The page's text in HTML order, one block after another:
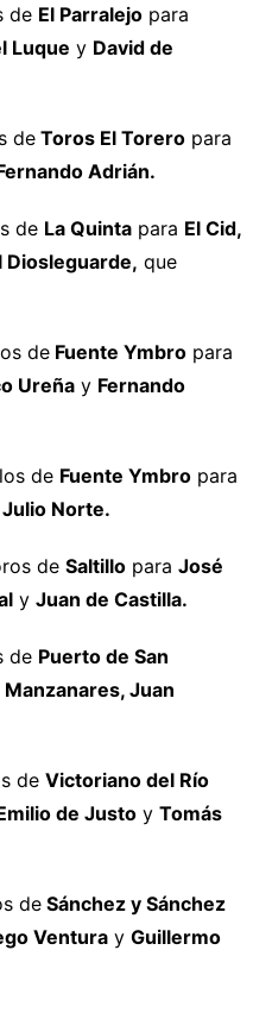
de El Parralejopara
Luque y David de
deToros El Toreropara
Adrián.
de La Quintapara El Cid,
Diosleguarde, que
deFuente Ymbropara
Ureñay Fernando
de Fuente Ymbropara
Norte.
de Saltillopara José
y Juan de Castilla.
de Puerto de San
Juan
de Victoriano del Río
de Justoy Tomás
deSánchez y Sánchez
Venturay Guillermo